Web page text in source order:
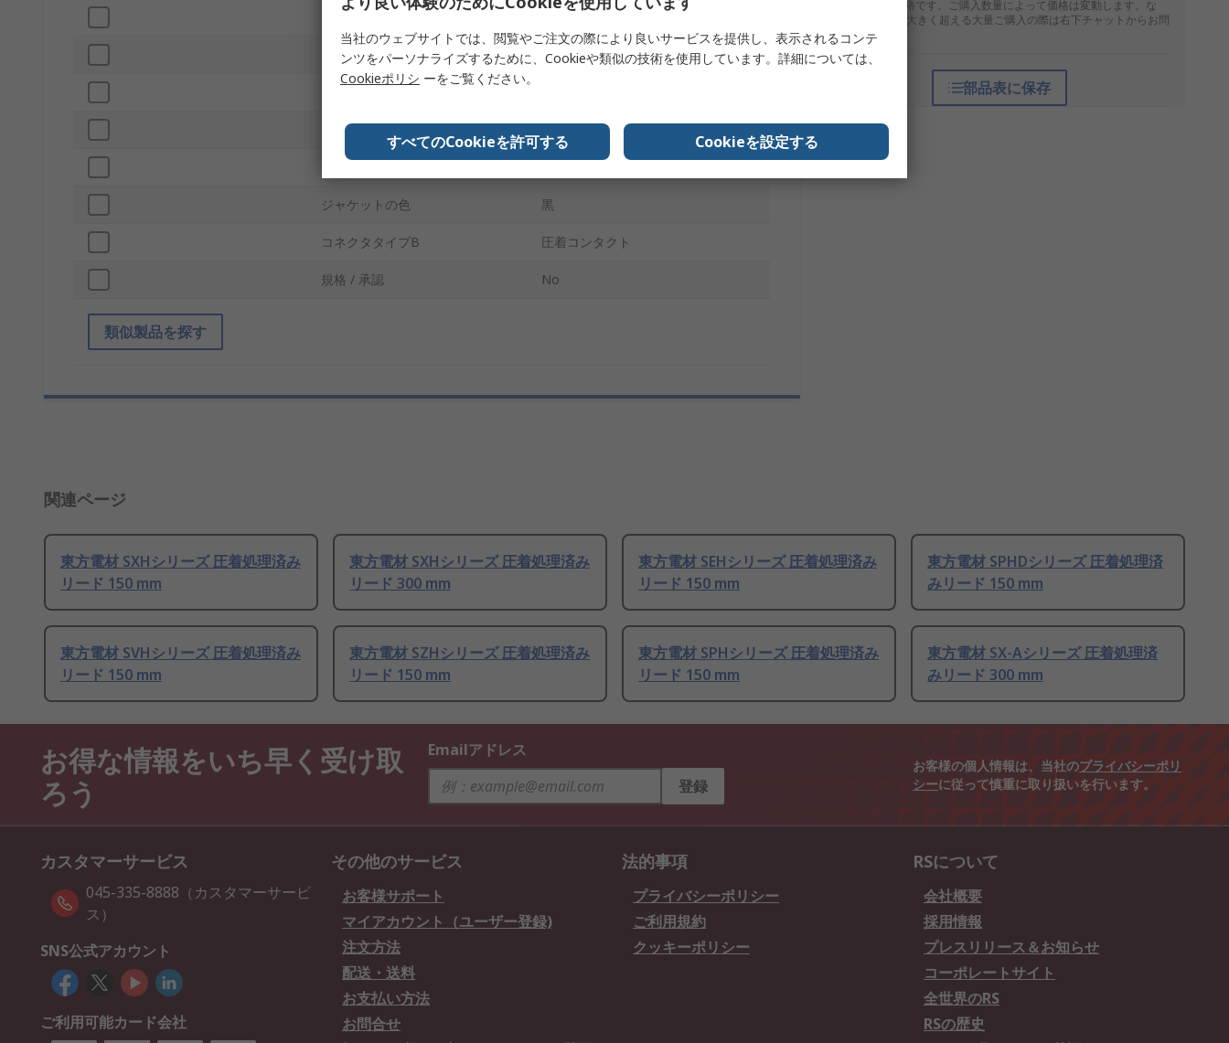
* 表示は参考価格です。ご購入数量によって価格は変動します。な
お、上記数量を大きく超える大量ご購入の際は右下チャットからお問
合せください。
部品表に保存
シリーズ SXH
ケーブル長
ジャケットの色 黒
コネクタタイプB 圧着コンタクト
規格 / 承認 No
類似製品を探す
関連ページ
東方電材 SXHシリーズ 圧着処理済み
リード 150 mm
東方電材 SXHシリーズ 圧着処理済み
リード 300 mm
東方電材 SEHシリーズ 圧着処理済み
リード 150 mm
東方電材 SPHDシリーズ 圧着処理済
みリード 150 mm
東方電材 SVHシリーズ 圧着処理済み
リード 150 mm
東方電材 SZHシリーズ 圧着処理済み
リード 150 mm
東方電材 SPHシリーズ 圧着処理済み
リード 150 mm
東方電材 SX-Aシリーズ 圧着処理済
みリード 300 mm
お得な情報をいち早く受け取
ろう
Emailアドレス
登録
お客様の個人情報は、当社のプライバシーポリ
シーに従って慎重に取り扱いを行います。
カスタマーサービス
045-335-8888（カスタマーサービ
ス）
SNS公式アカウント
ご利用可能カード会社
その他のサービス
お客様サポート
マイアカウント（ユーザー登録)
注文方法
配送・送料
お支払い方法
お問合せ
法的事項
プライバシーポリシー
ご利用規約
クッキーポリシー
RSについて
会社概要
採用情報
プレスリリース＆お知らせ
コーポレートサイト
全世界のRS
RSの歴史
当社のウェブサイトでは、閲覧やご注文の際により良いサービスを提供し、表示されるコンテ
ンツをパーソナライズするために、Cookieや類似の技術を使用しています。詳細については、
Cookieポリシ ーをご覧ください。
すべてのCookieを許可する Cookieを設定する